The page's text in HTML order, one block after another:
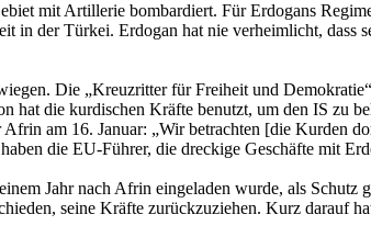
mit Artillerie bombardiert. Für Erdogans
in der Türkei. Erdogan hat nie verheimlicht,
Die „Kreuzritter für Freiheit und
hat die kurdischen Kräfte benutzt, um den IS zu
am 16. Januar: „Wir betrachten [die Kurden
die EU-Führer, die dreckige Geschäfte mit
Jahr nach Afrin eingeladen wurde, als
seine Kräfte zurückzuziehen. Kurz darauf